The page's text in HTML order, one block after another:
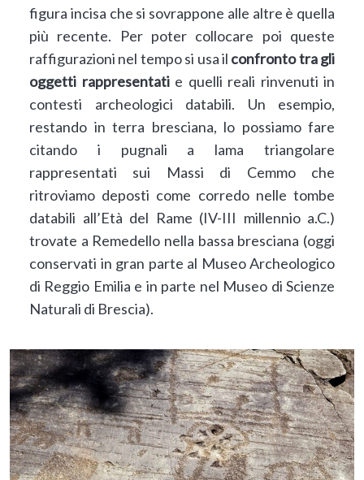
figura incisa che si sovrappone alle altre è quella
più recente. Per poter collocare poi queste
raffigurazioni nel tempo si usa il confronto tra gli
oggetti rappresentatie quelli reali rinvenuti in
contesti archeologici databili. Un esempio,
restando in terra bresciana, lo possiamo fare
citando i pugnali a lama triangolare
rappresentati sui Massi di Cemmo che
ritroviamo deposti come corredo nelle tombe
databili all’Età del Rame (IV-III millennio a.C.)
trovate a Remedello nella bassa bresciana (oggi
conservati in gran parte al Museo Archeologico
di Reggio Emilia e in parte nel Museo di Scienze
Naturali di Brescia).